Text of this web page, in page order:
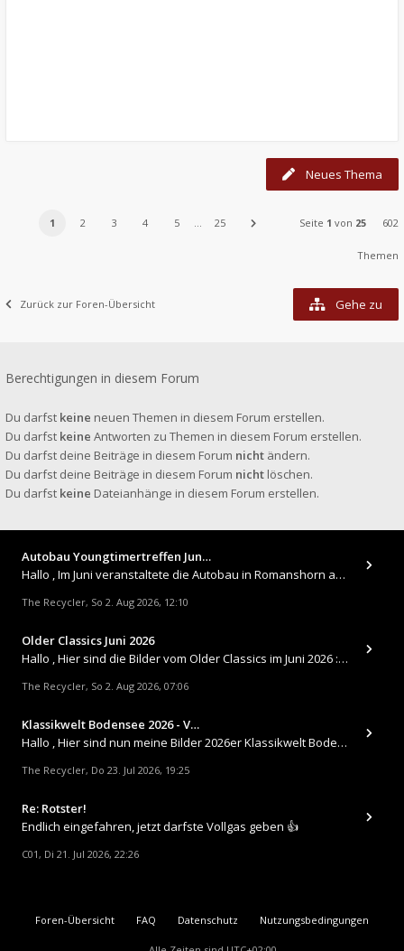
Neues Thema
1 2 3 4 5 … 25 Seite 1 von 25 602
Themen
Zurück zur Foren-Übersicht Gehe zu
Berechtigungen in diesem Forum
Du darfst keine neuen Themen in diesem Forum erstellen.
Du darfst keine Antworten zu Themen in diesem Forum erstellen.
Du darfst deine Beiträge in diesem Forum nicht ändern.
Du darfst deine Beiträge in diesem Forum nicht löschen.
Du darfst keine Dateianhänge in diesem Forum erstellen.
Autobau Youngtimertreffen Jun…
Hallo , Im Juni veranstaltete die Autobau in Romanshorn auf ihrem Gelände ein kleines Youngtimertreffen : https://up.
The Recycler, So 2. Aug 2026, 12:10
Older Classics Juni 2026
​Hallo , Hier sind die Bilder vom Older Classics im Juni 2026 : https://up.picr.de/51155940wd.jpg https://up.pic
The Recycler, So 2. Aug 2026, 07:06
Klassikwelt Bodensee 2026 - V…
Hallo , Hier sind nun meine Bilder 2026er Klassikwelt Bodensee 😀 https://up.picr.de/51125547rb.jpg https://up.pi
The Recycler, Do 23. Jul 2026, 19:25
Re: Rotster!
Endlich eingefahren, jetzt darfste Vollgas geben 👍
C01, Di 21. Jul 2026, 22:26
Foren-Übersicht FAQ Datenschutz Nutzungsbedingungen